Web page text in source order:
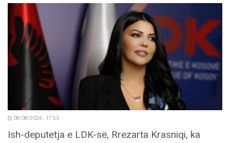
08/08/2026 - 17:53
Ish-deputetja e LDK-së, Rrezarta Krasniqi, ka